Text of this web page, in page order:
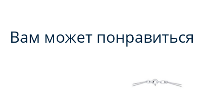
Вам может понравиться